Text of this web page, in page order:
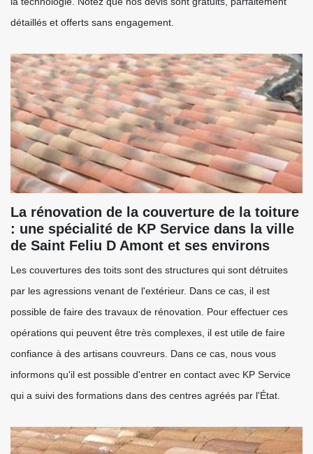
détaillés et offerts sans engagement.
La rénovation de la couverture de la toiture
: une spécialité de KP Service dans la ville
de Saint Feliu D Amont et ses environs
Les couvertures des toits sont des structures qui sont détruites
par les agressions venant de l'extérieur. Dans ce cas, il est
possible de faire des travaux de rénovation. Pour effectuer ces
opérations qui peuvent être très complexes, il est utile de faire
confiance à des artisans couvreurs. Dans ce cas, nous vous
informons qu'il est possible d'entrer en contact avec KP Service
qui a suivi des formations dans des centres agréés par l'État.